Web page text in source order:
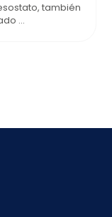
también
...